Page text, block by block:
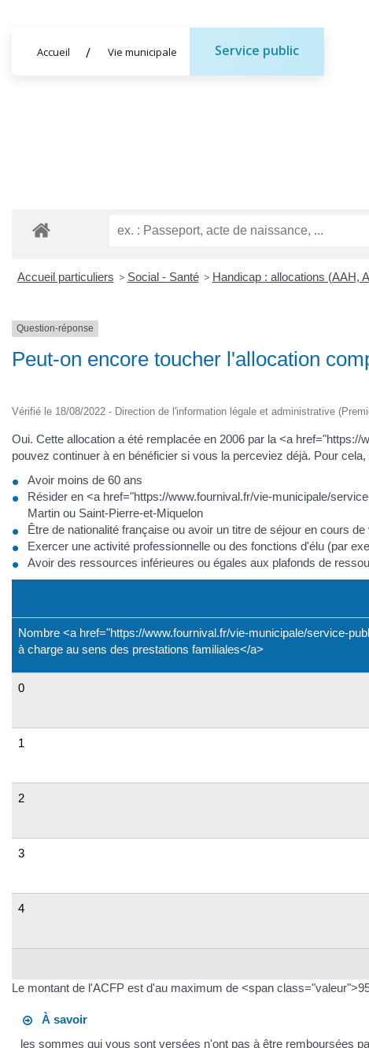
Accueil Vie municipale Service public
Accueil particuliers > Social - Santé > Handicap : allocations (AAH,
Question-réponse
Peut-on encore toucher l'allocation
Vérifié le 18/08/2022 - Direction de l'information légale et administrative
Oui. Cette allocation a été remplacée en 2006 par la <a
pouvez continuer à en bénéficier si vous la perceviez déjà. Pour
Avoir moins de 60 ans
Résider en <a href="https://www.fournival.fr/vie-municipale/
Martin ou Saint-Pierre-et-Miquelon
Être de nationalité française ou avoir un titre de séjour en cours de
Exercer une activité professionnelle ou des fonctions d'élu (par
Avoir des ressources inférieures ou égales aux plafonds de
Nombre <a href="https://www.fournival.fr/vie-municipale/service-
à charge au sens des prestations familiales</a>
0
1
2
3
4
Le montant de l'ACFP est d'au maximum de <span
À savoir
les sommes qui vous sont versées n'ont pas à être remboursées